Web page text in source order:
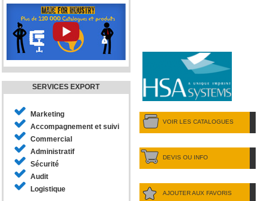
SERVICES EXPORT
Marketing
Accompagnement et suivi
Commercial
Administratif
Sécurité
Audit
Logistique
VOIR LES CATALOGUES
DEVIS OU INFO
AJOUTER AUX FAVORIS